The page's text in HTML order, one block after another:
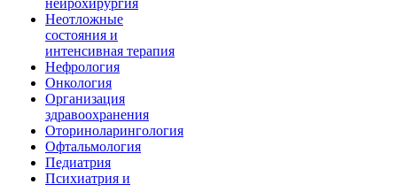
нейрохирургия
Неотложные
состояния и
интенсивная терапия
Нефрология
Онкология
Организация
здравоохранения
Оториноларингология
Офтальмология
Педиатрия
Психиатрия и